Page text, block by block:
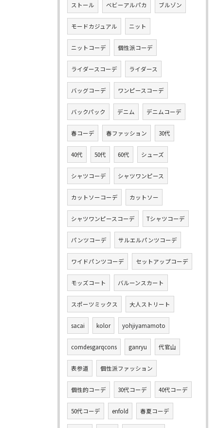
ストール ベビーアルパカ ブルゾン
モードカジュアル ニット
ニットコーデ 個性派コーデ
ライダースコーデ ライダース
バッグコーデ ワンピースコーデ
バックパック デニム デニムコーデ
春コーデ 春ファッション 30代
40代 50代 60代 シューズ
シャツコーデ シャツワンピース
カットソーコーデ カットソー
シャツワンピースコーデ Tシャツコーデ
パンツコーデ サルエルパンツコーデ
ワイドパンツコーデ セットアップコーデ
モッズコート バルーンスカート
スポーツミックス 大人ストリート
sacai kolor yohjiyamamoto
comdesgarqcons ganryu 代官山
表参道 個性派ファッション
個性的コーデ 30代コーデ 40代コーデ
50代コーデ enfold 春夏コーデ